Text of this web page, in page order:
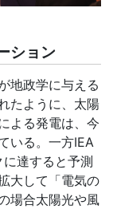
ション
地政学に与える
たように、太陽
よる発電は、今
いる。一方IEA
達すると予測
大して「電気の
場合太陽光や風